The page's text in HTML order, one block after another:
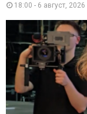
18:00 - 6 август, 2026